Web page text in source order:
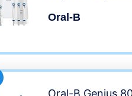
Oral-B
Oral-B Genius